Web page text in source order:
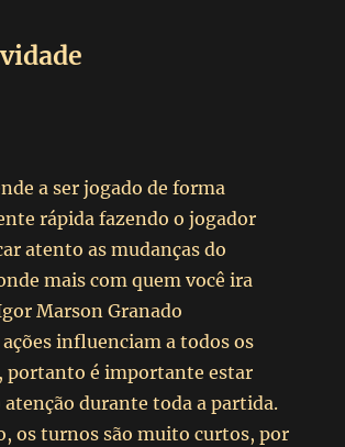
a ser jogado de forma
rápida fazendo o jogador
atento as mudanças do
mais com quem você ira
Marson Granado
ações influenciam a todos os
portanto é importante estar
durante toda a partida.
os turnos são muito curtos, por